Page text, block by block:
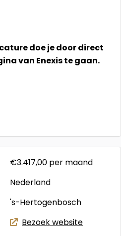
doe je door direct
van Enexis te gaan.
€3.417,00 per maand
Nederland
's-Hertogenbosch
Bezoek website